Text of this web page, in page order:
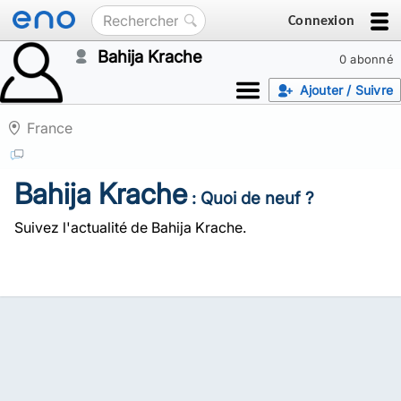
Connexion
0 abonné
Bahija Krache
Ajouter / Suivre
France
Bahija Krache: Quoi de neuf ?
Suivez l'actualité de Bahija Krache.